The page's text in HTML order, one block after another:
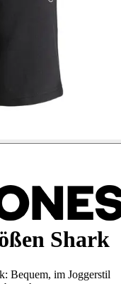
Shark
Bequem, im Joggerstil